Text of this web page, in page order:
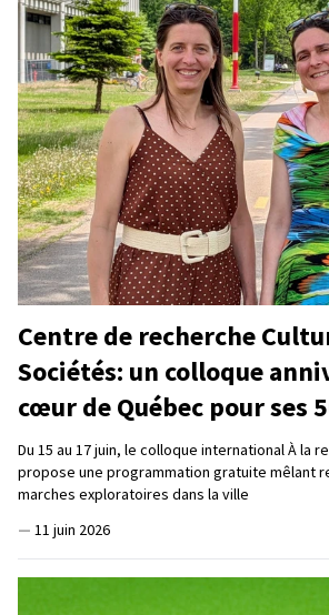
Centre de recherche
Sociétés: un colloque
cœur de Québec pour ses
Du 15 au 17 juin, le colloque international À la
propose une programmation gratuite mêlant
marches exploratoires dans la ville
— 11 juin 2026